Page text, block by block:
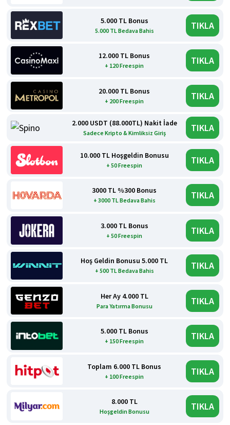
5.000 TL Bonus
5.000 TL Bedava Bahis TIKLA
12.000 TL Bonus
+ 120 Freespin TIKLA
20.000 TL Bonus
+ 200 Freespin TIKLA
2.000 USDT (88.000TL) Nakit İade
Sadece Kripto & Kimliksiz Giriş TIKLA
10.000 TL Hoşgeldin Bonusu
+ 50 Freespin TIKLA
3000 TL %300 Bonus
+ 3000 TL Bedava Bahis TIKLA
3.000 TL Bonus
+ 50 Freespin TIKLA
Hoş Geldin Bonusu 5.000 TL
+ 500 TL Bedava Bahis TIKLA
Her Ay 4.000 TL
Para Yatırma Bonusu TIKLA
5.000 TL Bonus
+ 150 Freespin TIKLA
Toplam 6.000 TL Bonus
+ 100 Freespin TIKLA
8.000 TL
Hoşgeldin Bonusu TIKLA